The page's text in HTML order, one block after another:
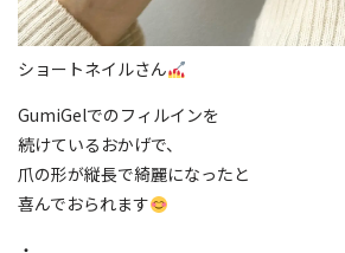
ショートネイルさん
GumiGelでのフィルインを
続けているおかげで、
爪の形が縦長で綺麗になったと
喜んでおられます